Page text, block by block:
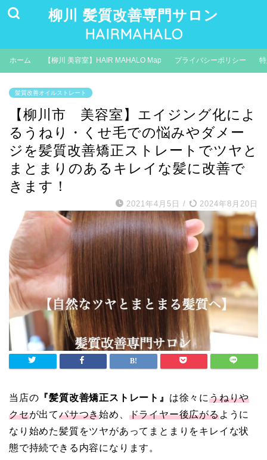
柳川 髪質改善専門サロン
HAIRMAHALO
ホーム 【柳川 美容室】HAIR MAHALO Map プライバシーポリシー
髪質改善オイルストレート
【柳川市 美容室】エイジング化によ
るうねり・くせ毛での悩みやダメー
ジを髪質改善矯正ストレートでツヤと
まとまりのあるキレイな髪に改善で
きます！
2021年4月5日 / 2024年8月20日
当店の 『髪質改善矯正ストレート』 は徐々にうねりや
クセが出てパサつき始め、 ドライヤー後広がるように
なり始めた髪質をツヤがあってまとまりをキレイな状
態で持続できる内容になります。